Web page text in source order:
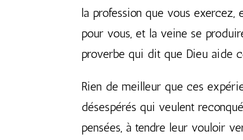
la profession que vous
pour vous, et la veine se
proverbe qui dit que Dieu aide
Rien de meilleur que ces
désespérés qui veulent
pensées, à tendre leur vouloir